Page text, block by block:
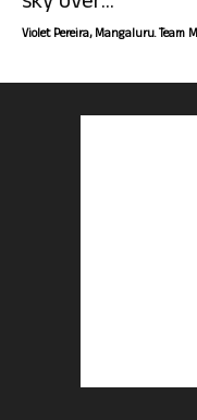
Violet Pereira, Mangaluru. Team